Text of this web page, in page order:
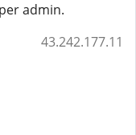
admin.
43.242.177.11